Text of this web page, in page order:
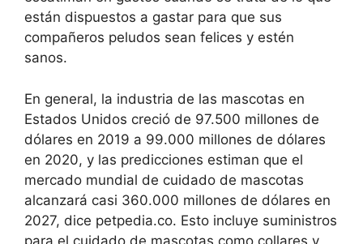
están dispuestos a gastar para que sus
compañeros peludos sean felices y estén
sanos.
En general, la industria de las mascotas en
Estados Unidos creció de 97.500 millones de
dólares en 2019 a 99.000 millones de dólares
en 2020, y las predicciones estiman que el
mercado mundial de cuidado de mascotas
alcanzará casi 360.000 millones de dólares en
2027, dice petpedia.co. Esto incluye suministros
para el cuidado de mascotas como collares y